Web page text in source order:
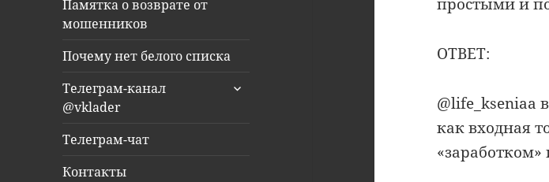
Памятка о возврате от
мошенников
Почему нет белого списка
Телеграм-канал
@vklader
раскрыть
Телеграм-чат
Контакты
ОТВЕТ:
@life_kseniaa
как входная
«заработком»